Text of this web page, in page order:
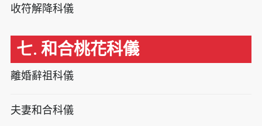
收符解降科儀
七. 和合桃花科儀
離婚辭祖科儀
夫妻和合科儀